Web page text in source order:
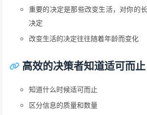
重要的决定是那些改变生活，对你的
决定
改变生活的决定往往随着年龄而变化
高效的决策者知道适可而止
知道什么时候适可而止
区分信息的质量和数量